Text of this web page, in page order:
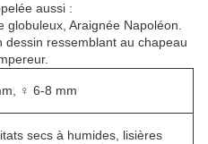
aussi :
Araignée Napoléon.
ressemblant au chapeau
♀ 6-8 mm
secs à humides, lisières